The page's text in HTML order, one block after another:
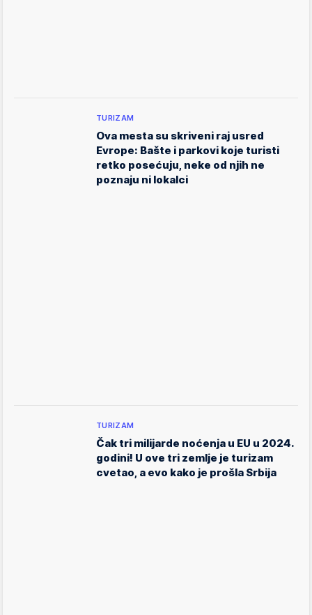
TURIZAM
Ova mesta su skriveni raj usred
Evrope: Bašte i parkovi koje turisti
retko posećuju, neke od njih ne
poznaju ni lokalci
TURIZAM
Čak tri milijarde noćenja u EU u 2024.
godini! U ove tri zemlje je turizam
cvetao, a evo kako je prošla Srbija